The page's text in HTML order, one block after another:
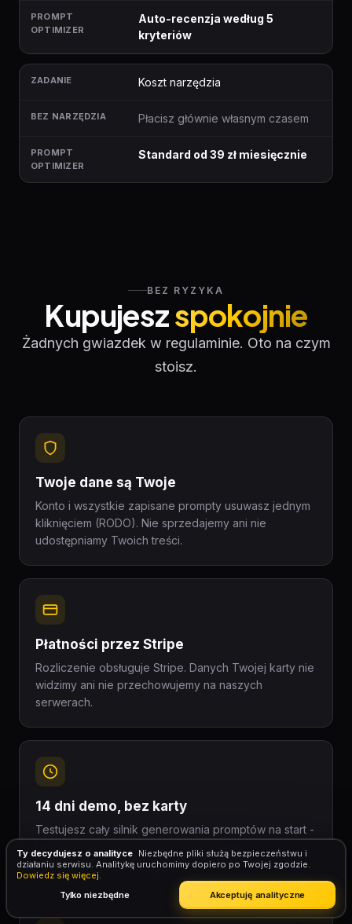
Auto-recenzja według 5
kryteriów
Koszt narzędzia
Płacisz głównie własnym czasem
Standard od 39 zł miesięcznie
BEZ RYZYKA
Kupujeszspokojnie
Żadnych gwiazdek w regulaminie. Oto na czym
stoisz.
Twoje dane są Twoje
Konto i wszystkie zapisane prompty usuwasz jednym
kliknięciem (RODO). Nie sprzedajemy ani nie
udostępniamy Twoich treści.
Płatności przez Stripe
Rozliczenie obsługuje Stripe. Danych Twojej karty nie
widzimy ani nie przechowujemy na naszych
serwerach.
14 dni demo, bez karty
Testujesz cały silnik generowania promptów na start -
odblokowujesz w Standard lub Pro, kiedy zechcesz.
Ty decydujesz o analityce Niezbędne pliki służą bezpieczeństwu i
działaniu serwisu. Analitykę uruchomimy dopiero po Twojej zgodzie.
Dowiedz się więcej.
Tylko niezbędne
Akceptuję analityczne